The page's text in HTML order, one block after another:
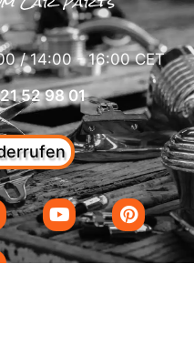
/ 14:00 - 16:00 CET
52 98 01